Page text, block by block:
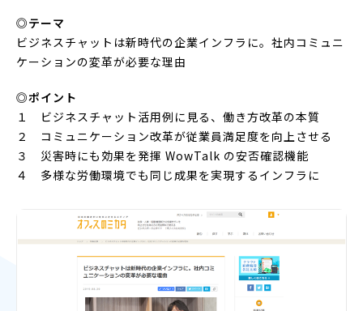
◎テーマ
ビジネスチャットは新時代の企業インフラに。社内コミュニ
ケーションの変革が必要な理由
◎ポイント
１ ビジネスチャット活用例に見る、働き方改革の本質
２ コミュニケーション改革が従業員満足度を向上させる
３ 災害時にも効果を発揮 WowTalk の安否確認機能
４ 多様な労働環境でも同じ成果を実現するインフラに